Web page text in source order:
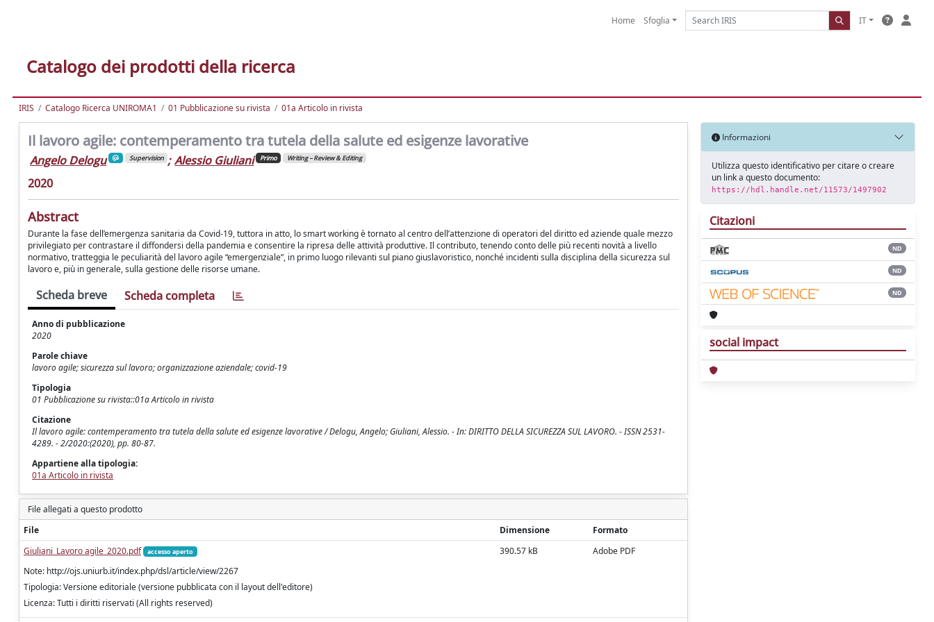
Home Sfoglia IT
Catalogo dei prodotti della ricerca
IRIS Catalogo Ricerca UNIROMA1 01 Pubblicazione su rivista 01a Articolo in rivista
Il lavoro agile: contemperamento tra tutela della salute ed esigenze lavorative
Angelo Delogu Supervision ; Alessio Giuliani Primo Writing – Review & Editing
2020
Abstract
Durante la fase dell’emergenza sanitaria da Covid-19, tuttora in atto, lo smart working è tornato al centro dell’attenzione di operatori del diritto ed aziende quale mezzo
privilegiato per contrastare il diffondersi della pandemia e consentire la ripresa delle attività produttive. Il contributo, tenendo conto delle più recenti novità a livello
normativo, tratteggia le peculiarità del lavoro agile “emergenziale”, in primo luogo rilevanti sul piano giuslavoristico, nonché incidenti sulla disciplina della sicurezza sul
lavoro e, più in generale, sulla gestione delle risorse umane.
Scheda breve Scheda completa
Anno di pubblicazione
2020
Parole chiave
lavoro agile; sicurezza sul lavoro; organizzazione aziendale; covid-19
Tipologia
01 Pubblicazione su rivista::01a Articolo in rivista
Citazione
Il lavoro agile: contemperamento tra tutela della salute ed esigenze lavorative / Delogu, Angelo; Giuliani, Alessio. - In: DIRITTO DELLA SICUREZZA SUL LAVORO. - ISSN 2531-
4289. - 2/2020:(2020), pp. 80-87.
Appartiene alla tipologia:
01a Articolo in rivista
File allegati a questo prodotto
File
Dimensione
Formato
Giuliani_Lavoro agile_2020.pdf
accesso aperto
Note: http://ojs.uniurb.it/index.php/dsl/article/view/2267
Tipologia: Versione editoriale (versione pubblicata con il layout dell'editore)
Licenza: Tutti i diritti riservati (All rights reserved)
390.57 kB Adobe PDF
Informazioni
Utilizza questo identificativo per citare o creare
un link a questo documento:
https://hdl.handle.net/11573/1497902
Citazioni
ND
ND
ND
social impact